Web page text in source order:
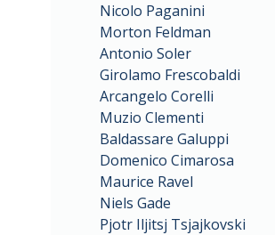
Nicolo Paganini
Morton Feldman
Antonio Soler
Girolamo Frescobaldi
Arcangelo Corelli
Muzio Clementi
Baldassare Galuppi
Domenico Cimarosa
Maurice Ravel
Niels Gade
Pjotr Iljitsj Tsjajkovski